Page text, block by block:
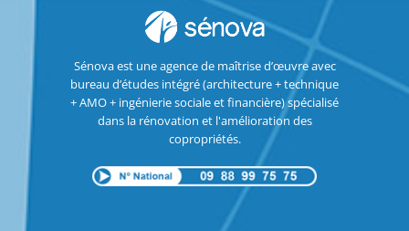
Sénova est une agence de maîtrise d’œuvre avec
bureau d’études intégré (architecture + technique
+ AMO + ingénierie sociale et financière) spécialisé
dans la rénovation et l'amélioration des
copropriétés.